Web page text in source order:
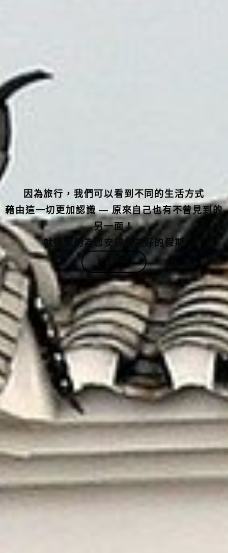
藉由這一切更加認識 — 原來自己也有不曾見到的
另一面！
就讓我們為您安排最美好的假期
線上洽詢